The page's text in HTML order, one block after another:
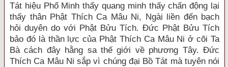
Tát hiệu Phổ Minh thấy quang minh thấy chấn động lại
thấy thân Phật Thích Ca Mâu Ni, Ngài liền đến bạch
hỏi duyên do với Phật Bửu Tích. Đức Phật Bửu Tích
bảo đó là thần lực của Phật Thích Ca Mâu Ni ở cõi Ta
Bà cách đây hằng sa thế giới về phương Tây. Đức
Thích Ca Mâu Ni sắp vì chúng đại Bồ Tát mà tuyên nói